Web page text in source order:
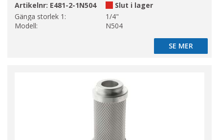
Artikelnr: E481-2-1N504
Slut i lager
Gänga storlek 1:
1/4"
Modell:
N504
SE MER
SE MER